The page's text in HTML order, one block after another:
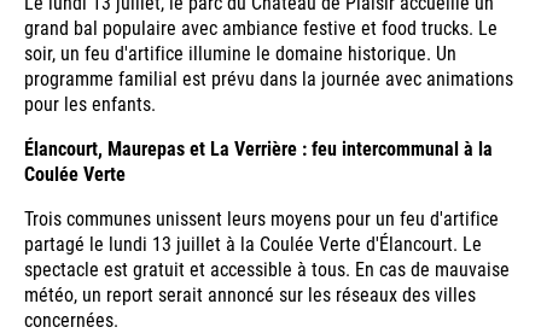
grand bal populaire avec ambiance festive et food trucks. Le
soir, un feu d'artifice illumine le domaine historique. Un
programme familial est prévu dans la journée avec animations
pour les enfants.
Élancourt, Maurepas et La Verrière : feu intercommunal à la
Coulée Verte
Trois communes unissent leurs moyens pour un feu d'artifice
partagé le lundi 13 juillet à la Coulée Verte d'Élancourt. Le
spectacle est gratuit et accessible à tous. En cas de mauvaise
météo, un report serait annoncé sur les réseaux des villes
concernées.